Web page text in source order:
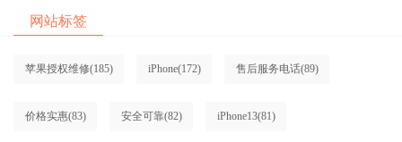
网站标签
苹果授权维修(185) iPhone(172) 售后服务电话(89)
价格实惠(83) 安全可靠(82) iPhone13(81)